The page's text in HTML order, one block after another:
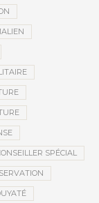
SPÉCIAL